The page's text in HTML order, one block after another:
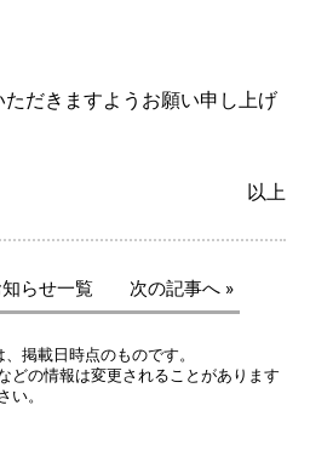
だきますようお願い申し上げ
以上
らせ一覧 次の記事へ »
掲載日時点のものです。
どの情報は変更されることがあります
い。